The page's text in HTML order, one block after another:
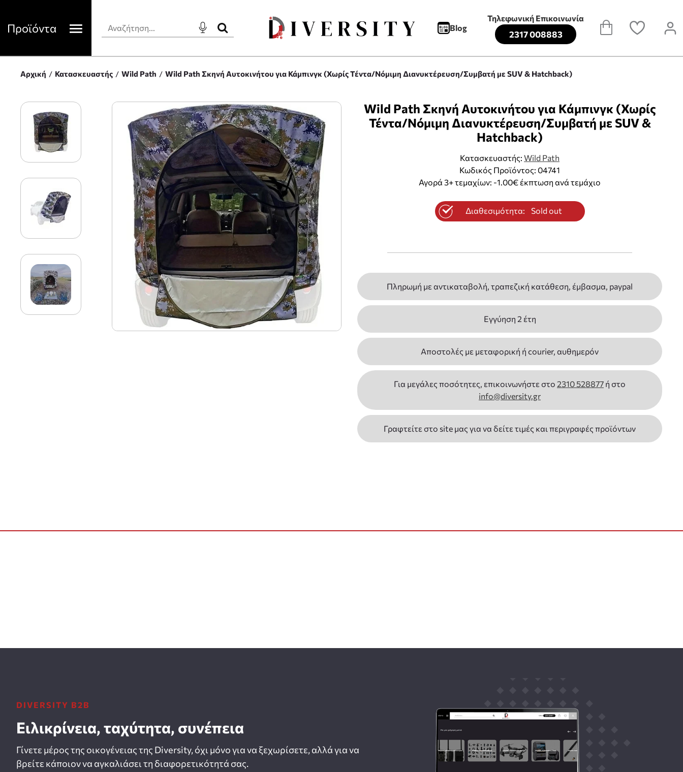
Προϊόντα Blog
Τηλεφωνική Επικοινωνία
2317 008883
Αρχική Κατασκευαστής Wild Path Wild Path Σκηνή Αυτοκινήτου για Κάμπινγκ (Χωρίς Τέντα/Νόμιμη Διανυκτέρευση/Συμβατή με SUV & Hatchback)
Wild Path Σκηνή Αυτοκινήτου για Κάμπινγκ (Χωρίς
Τέντα/Νόμιμη Διανυκτέρευση/Συμβατή με SUV &
Hatchback)
Κατασκευαστής: Wild Path
Κωδικός Προϊόντος: 04741
Αγορά 3+ τεμαχίων: -1.00€ έκπτωση ανά τεμάχιο
Διαθεσιμότητα: Sold out
Πληρωμή με αντικαταβολή, τραπεζική κατάθεση, έμβασμα, paypal
Εγγύηση 2 έτη
Αποστολές με μεταφορική ή courier, αυθημερόν
Για μεγάλες ποσότητες, επικοινωνήστε στο 2310 528877 ή στο
info@diversity.gr
Γραφτείτε στο site μας για να δείτε τιμές και περιγραφές προϊόντων
DIVERSITY B2B
Ειλικρίνεια, ταχύτητα, συνέπεια
Γίνετε μέρος της οικογένειας της Diversity, όχι μόνο για να ξεχωρίσετε, αλλά για να
βρείτε κάποιον να αγκαλιάσει τη διαφορετικότητά σας.